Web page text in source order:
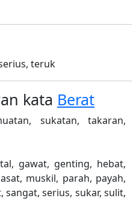
teruk
kata Berat
sukatan, takaran,
gawat, genting, hebat,
muskil, parah, payah,
serius, sukar, sulit,